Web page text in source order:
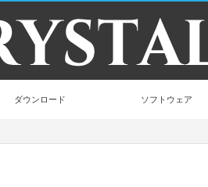
ダウンロード ソフトウェア